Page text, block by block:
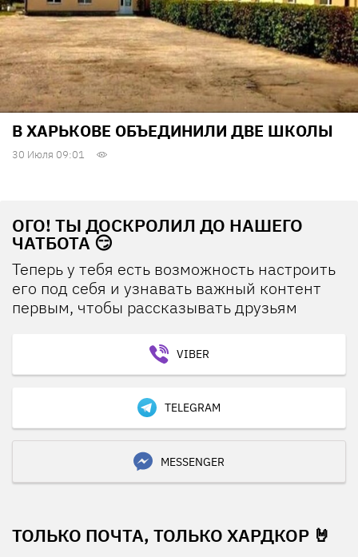
В ХАРЬКОВЕ ОБЪЕДИНИЛИ ДВЕ ШКОЛЫ
30 Июля 09:01
ОГО! ТЫ ДОСКРОЛИЛ ДО НАШЕГО
ЧАТБОТА 😏
Теперь у тебя есть возможность настроить
его под себя и узнавать важный контент
первым, чтобы рассказывать друзьям
VIBER
TELEGRAM
MESSENGER
ТОЛЬКО ПОЧТА, ТОЛЬКО ХАРДКОР 🤘